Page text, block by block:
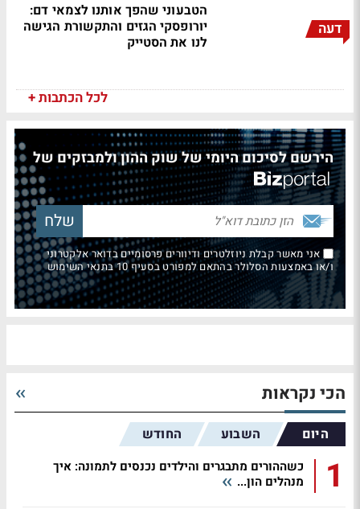
דעה
הטבעוני שהפך אותנו לצמאי דם:
יורופסקי הגזים והתקשורת הגישה
לנו את הסטייק
לכל הכתבות +
הירשם לסיכום היומי של שוק ההון ולמבזקים של
אני מאשר קבלת ניוזלטרים ודיוורים פרסומיים בדואר אלקטרוני
ו/או באמצעות הסלולר בהתאם למפורט בסעיף 10 בתנאי השימוש
הכי נקראות
היום השבוע החודש
1
כשההורים מתבגרים והילדים נכנסים לתמונה: איך
מנהלים הון...